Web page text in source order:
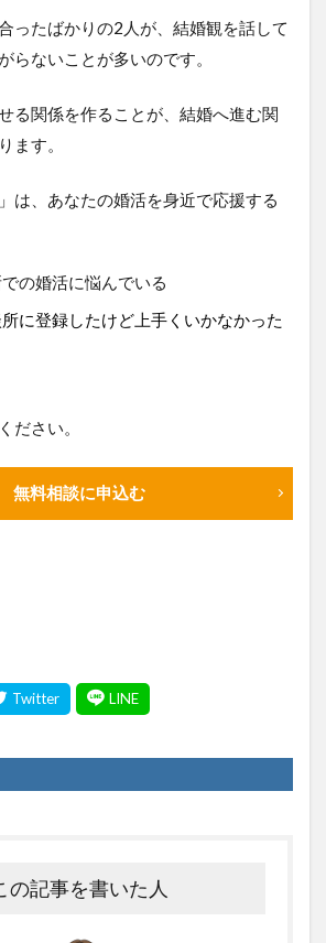
ったばかりの2人が、結婚観を話して
らないことが多いのです。
る関係を作ることが、結婚へ進む関
ます。
は、あなたの婚活を身近で応援する
の婚活に悩んでいる
に登録したけど上手くいかなかった
ださい。
無料相談に申込む
の記事を書いた人